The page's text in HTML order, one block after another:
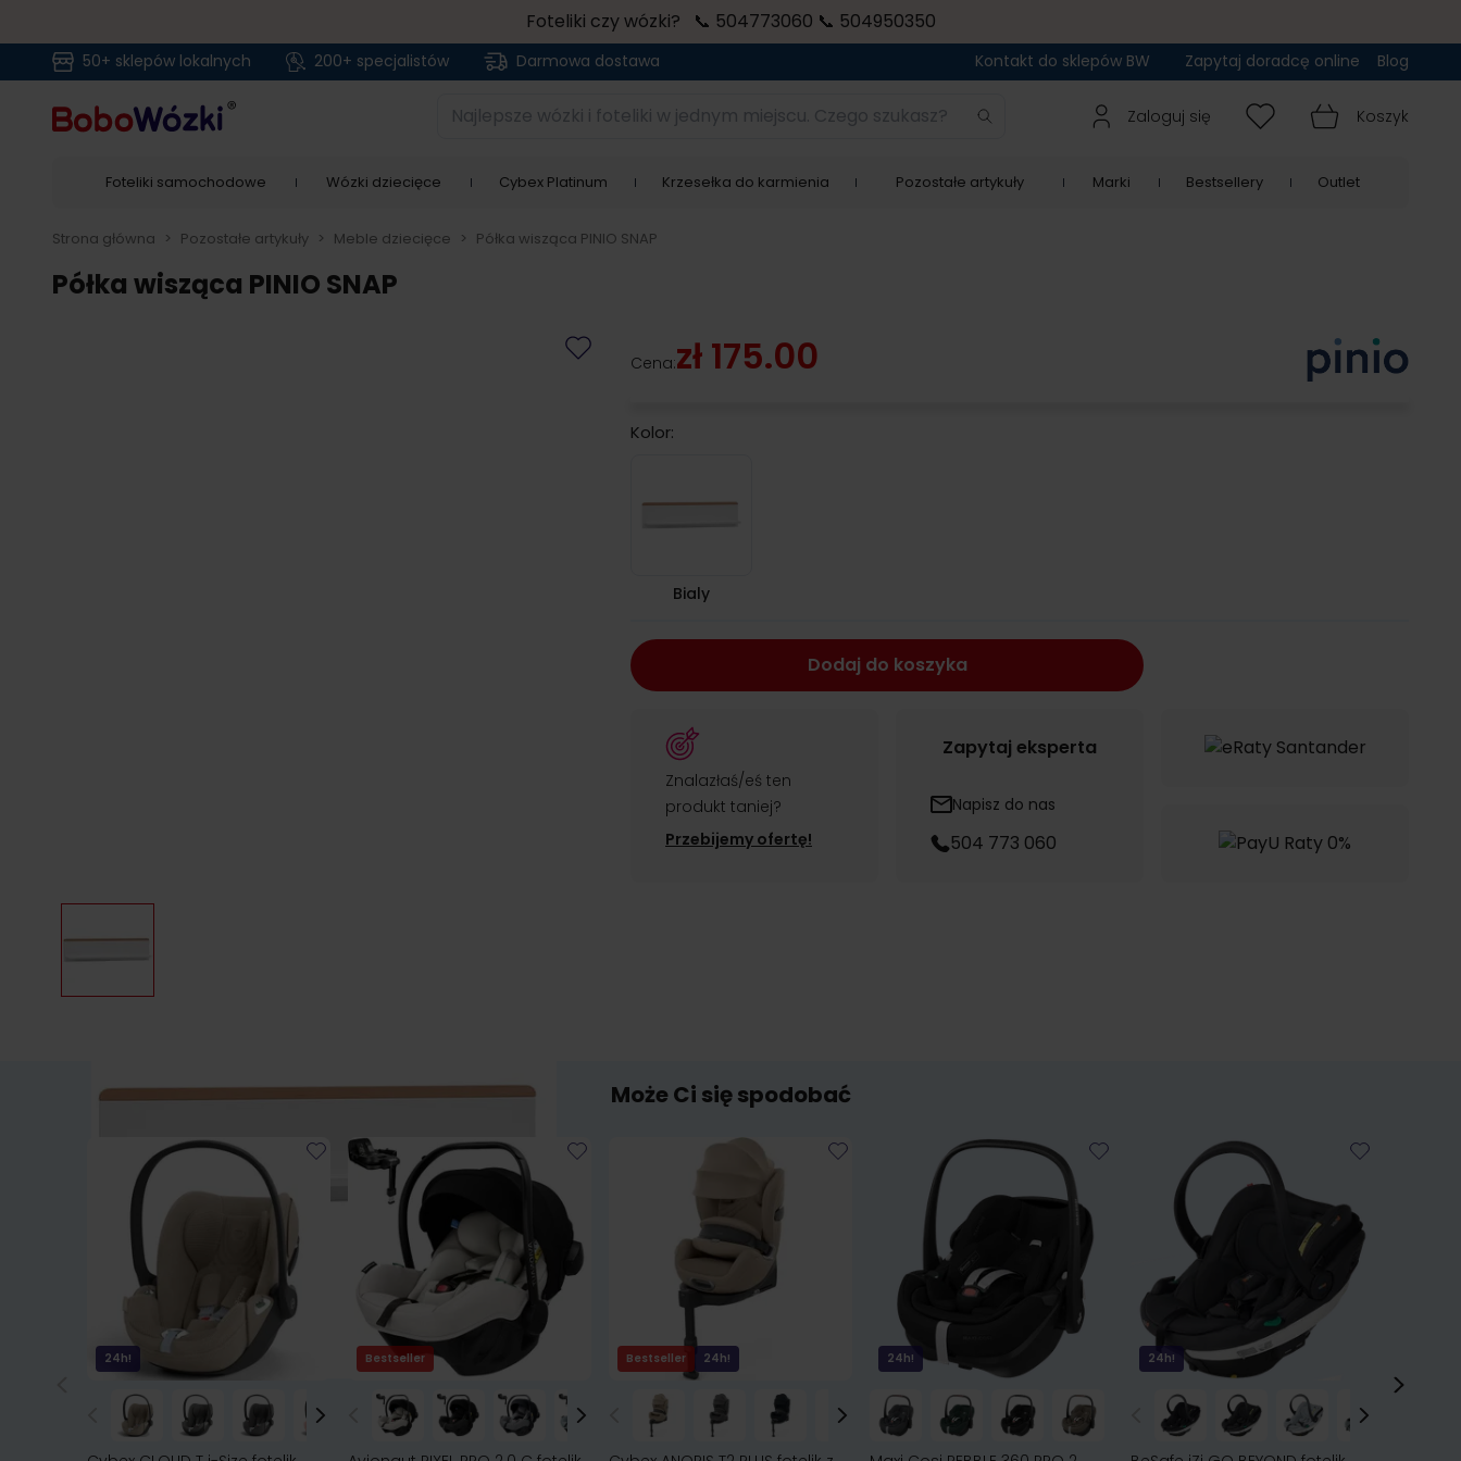
Foteliki czy wózki? 📞 504773060 📞 504950350
50+ sklepów lokalnych 200+ specjalistów Darmowa dostawa Kontakt do sklepów BW Zapytaj doradcę online Blog
Najlepsze wózki i foteliki w jednym miejscu. Czego szukasz? Zaloguj się Koszyk
Foteliki samochodowe Wózki dziecięce Cybex Platinum Krzesełka do karmienia Pozostałe artykuły Marki Bestsellery Outlet
Strona główna > Pozostałe artykuły > Meble dziecięce > Półka wisząca PINIO SNAP
Półka wisząca PINIO SNAP
Cena:zł 175.00
Kolor:
Bialy
Dodaj do koszyka
Znalazłaś/eś ten
produkt taniej?
Przebijemy ofertę!
Zapytaj eksperta
Napisz do nas
504 773 060
Może Ci się spodobać
24h! Bestseller Bestseller 24h! 24h! 24h!